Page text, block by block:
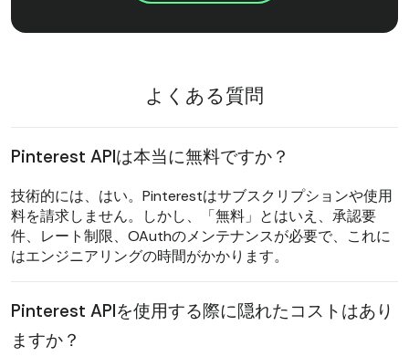
よくある質問
Pinterest APIは本当に無料ですか？
技術的には、はい。Pinterestはサブスクリプションや使用
料を請求しません。しかし、「無料」とはいえ、承認要
件、レート制限、OAuthのメンテナンスが必要で、これに
はエンジニアリングの時間がかかります。
Pinterest APIを使用する際に隠れたコストはあり
ますか？